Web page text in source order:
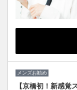
メンズお勧め
【京橋初！新感覚